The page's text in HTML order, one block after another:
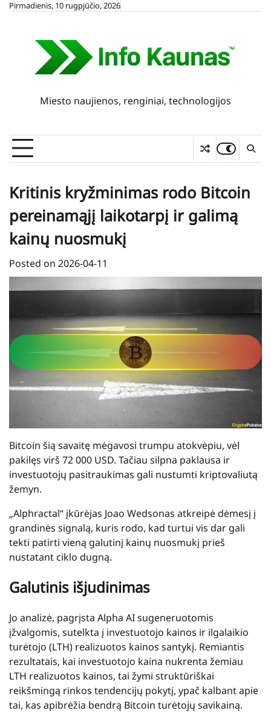
SkipPirmadienis, 10 rugpjūčio, 2026
Miesto naujienos, renginiai, technologijos
Kritinis kryžminimas rodo Bitcoin
pereinamąjį laikotarpį ir galimą
kainų nuosmukį
Posted on 2026-04-11
Bitcoin šią savaitę mėgavosi trumpu atokvėpiu, vėl
pakilęs virš 72 000 USD. Tačiau silpna paklausa ir
investuotojų pasitraukimas gali nustumti kriptovaliutą
žemyn.
„Alphractal“ įkūrėjas Joao Wedsonas atkreipė dėmesį į
grandinės signalą, kuris rodo, kad turtui vis dar gali
tekti patirti vieną galutinį kainų nuosmukį prieš
nustatant ciklo dugną.
Galutinis išjudinimas
Jo analizė, pagrįsta Alpha AI sugeneruotomis
įžvalgomis, sutelkta į investuotojo kainos ir ilgalaikio
turėtojo (LTH) realizuotos kainos santykį. Remiantis
rezultatais, kai investuotojo kaina nukrenta žemiau
LTH realizuotos kainos, tai žymi struktūriškai
reikšmingą rinkos tendencijų pokytį, ypač kalbant apie
tai, kas apibrėžia bendrą Bitcoin turėtojų savikainą.